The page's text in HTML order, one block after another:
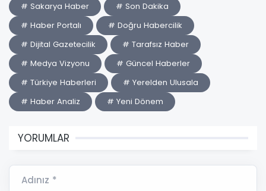
# Sakarya Haber
# Son Dakika
# Haber Portalı
# Doğru Habercilik
# Dijital Gazetecilik
# Tarafsız Haber
# Medya Vizyonu
# Güncel Haberler
# Türkiye Haberleri
# Yerelden Ulusala
# Haber Analiz
# Yeni Dönem
YORUMLAR
Adınız *